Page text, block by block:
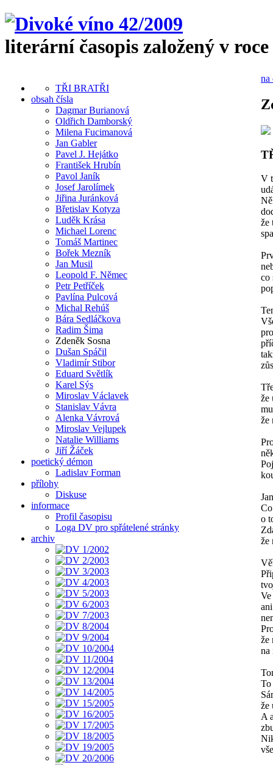
literární časopis založený v roce
TŘI BRATŘI
obsah čísla
Dagmar Burianová
Oldřich Damborský
Milena Fucimanová
Jan Gabler
Pavel J. Hejátko
František Hrubín
Pavol Janík
Josef Jarolímek
Jiřina Juránková
Břetislav Kotyza
Luděk Krása
Michael Lorenc
Tomáš Martinec
Bořek Mezník
Jan Musil
Leopold F. Němec
Petr Petříček
Pavlína Pulcová
Michal Rehúš
Bára Sedláčkova
Radim Šima
Zdeněk Sosna
Dušan Spáčil
Vladimír Stibor
Eduard Světlík
Karel Sýs
Miroslav Václavek
Stanislav Vávra
Alenka Vávrová
Miroslav Vejlupek
Natalie Williams
Jiří Žáček
poetický démon
Ladislav Forman
přílohy
Diskuse
informace
Profil časopisu
Loga DV pro spřátelené stránky
archiv
na
V
že
co
že
že
o
že
že
na
To
že
A